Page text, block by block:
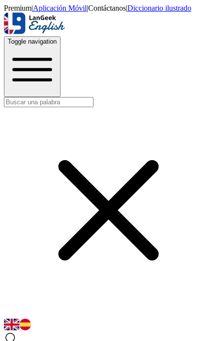
Premium|Aplicación Móvil|Contáctanos|Diccionario ilustrado
Toggle navigation